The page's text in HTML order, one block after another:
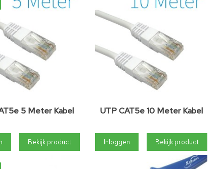
5 Meter Kabel
Bekijk product
UTP CAT5e 10 Meter Kabel
Inloggen Bekijk product